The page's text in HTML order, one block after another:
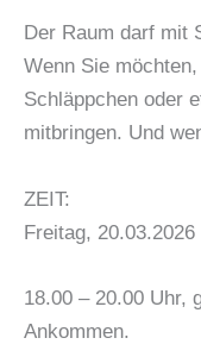
Der Raum darf mit
Wenn Sie
Schläppchen oder
mitbringen. Und
ZEIT:
Freitag, 20.03.2026
18.00 – 20.00 Uhr,
Ankommen.